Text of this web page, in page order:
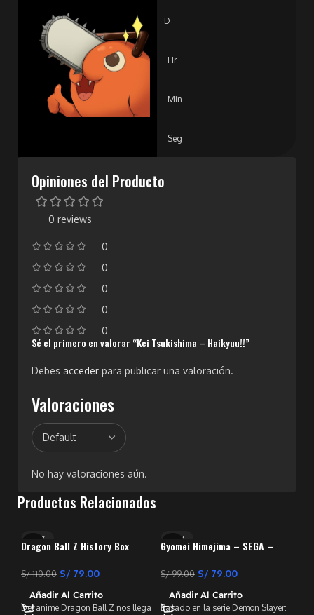
D
Hr
Min
Seg
Opiniones del Producto
0 reviews
0
0
0
0
0
Valoraciones
No hay valoraciones aún.
Sé el primero en valorar “Kei Tsukishima – Haikyuu!!”
Debes acceder para publicar una valoración.
Productos Relacionados
-28%
Dragon Ball Z History Box
S/110.00 S/ 79.00
Añadir Al Carrito
Del anime Dragon Ball Z nos llega
-20%
Gyomei Himejima – SEGA –
Yaiba
S/99.00 S/ 79.00
Añadir Al Carrito
Basado en la serie Demon Slayer: